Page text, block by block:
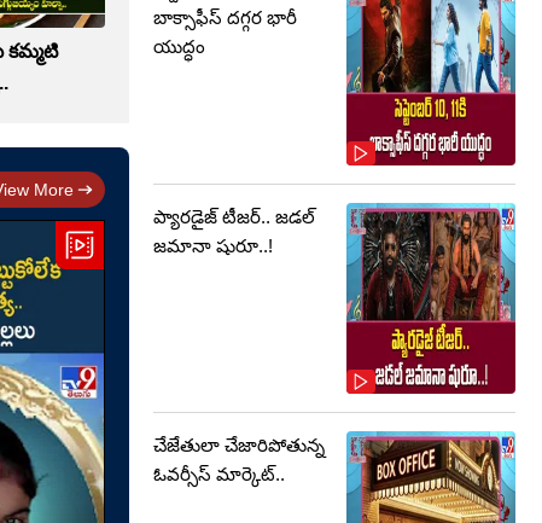
కమ్మటి
More
బాక్సాఫీస్ దగ్గర భారీ
యుద్ధం
ప్యారడైజ్ టీజర్.. జడల్
జమానా షురూ..!
చేజేతులా చేజారిపోతున్న
ఓవర్సీస్ మార్కెట్..